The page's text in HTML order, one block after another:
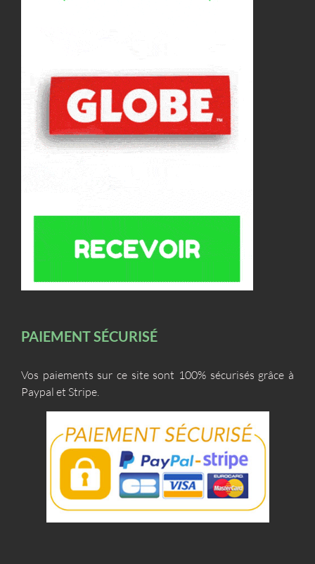
PAIEMENT SÉCURISÉ
Vos paiements sur ce site sont 100% sécurisés grâce à
Paypal et Stripe.